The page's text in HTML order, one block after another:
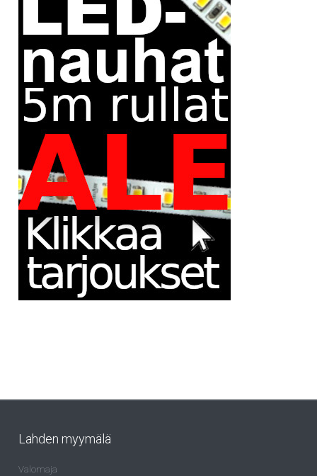
Lahden myymälä
Valomaja